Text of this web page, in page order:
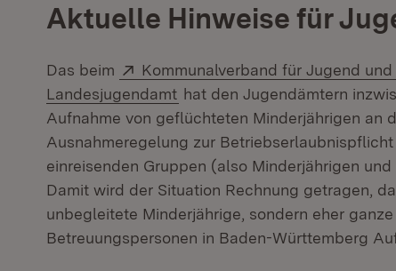
Aktuelle Hinweise für
Das beim Extern:
Kommunalverband für Jugend
Landesjugendamt (Öffnet in neuem Fenster)
hat den Jugendämtern
Aufnahme von geflüchteten Minderjährigen an
Ausnahmeregelung zur
einreisenden Gruppen (also Minderjährigen
Damit wird der Situation Rechnung getragen,
unbegleitete Minderjährige, sondern eher
Betreuungspersonen in Baden-Württemberg